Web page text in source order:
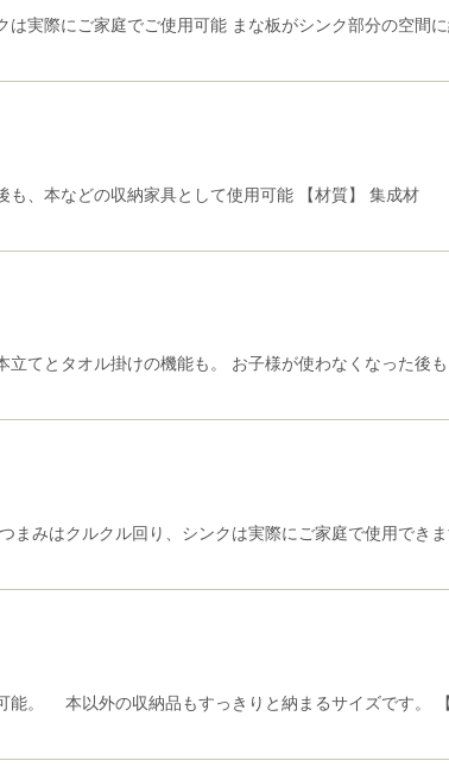
際にご家庭でご使用可能 まな板がシンク部分の空間
も、本などの収納家具として使用可能 【材質】 集成
てとタオル掛けの機能も。 お子様が使わなくなった後
みはクルクル回り、シンクは実際にご家庭で使用でき
。 本以外の収納品もすっきりと納まるサイズです。